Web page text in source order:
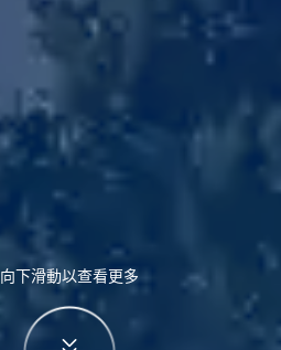
向下滑動以查看更多